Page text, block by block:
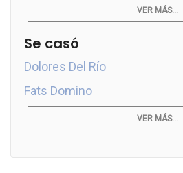
VER MÁS...
Se casó
Dolores Del Río
Fats Domino
VER MÁS...